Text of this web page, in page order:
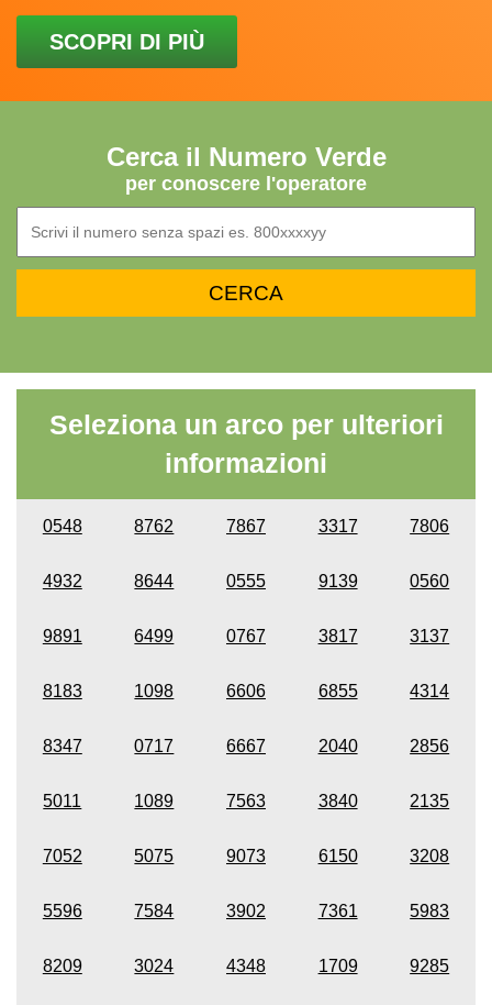
SCOPRI DI PIÙ
Cerca il Numero Verde
per conoscere l'operatore
Seleziona un arco per ulteriori
informazioni
0548 8762 7867 3317 7806
4932 8644 0555 9139 0560
9891 6499 0767 3817 3137
8183 1098 6606 6855 4314
8347 0717 6667 2040 2856
5011 1089 7563 3840 2135
7052 5075 9073 6150 3208
5596 7584 3902 7361 5983
8209 3024 4348 1709 9285